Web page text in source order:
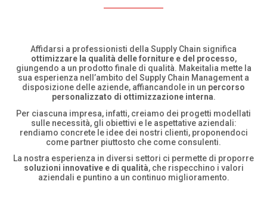
Affidarsi a professionisti della Supply Chain significa
ottimizzare la qualità delle forniture e del processo,
giungendo a un prodotto finale di qualità. Makeitalia mette la
sua esperienza nell’ambito del Supply Chain Management a
disposizione delle aziende, affiancandole in un percorso
personalizzato di ottimizzazione interna.
Per ciascuna impresa, infatti, creiamo dei progetti modellati
sulle necessità, gli obiettivi e le aspettative aziendali:
rendiamo concrete le idee dei nostri clienti, proponendoci
come partner piuttosto che come consulenti.
La nostra esperienza in diversi settori ci permette di proporre
soluzioni innovative e di qualità, che rispecchino i valori
aziendali e puntino a un continuo miglioramento.